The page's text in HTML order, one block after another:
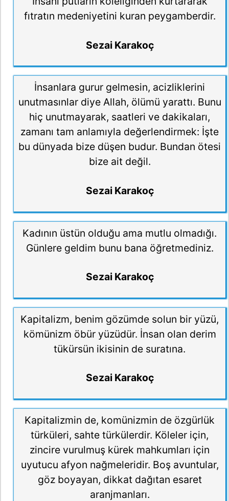
fıtratın medeniyetini kuran peygamberdir.
Sezai Karakoç
İnsanlara gurur gelmesin, acizliklerini
unutmasınlar diye Allah, ölümü yarattı. Bunu
hiç unutmayarak, saatleri ve dakikaları,
zamanı tam anlamıyla değerlendirmek: İşte
bu dünyada bize düşen budur. Bundan ötesi
bize ait değil.
Sezai Karakoç
Kadının üstün olduğu ama mutlu olmadığı.
Günlere geldim bunu bana öğretmediniz.
Sezai Karakoç
Kapitalizm, benim gözümde solun bir yüzü,
kömünizm öbür yüzüdür. İnsan olan derim
tükürsün ikisinin de suratına.
Sezai Karakoç
Kapitalizmin de, komünizmin de özgürlük
türküleri, sahte türkülerdir. Köleler için,
zincire vurulmuş kürek mahkumları için
uyutucu afyon nağmeleridir. Boş avuntular,
göz boyayan, dikkat dağıtan esaret
aranjmanları.